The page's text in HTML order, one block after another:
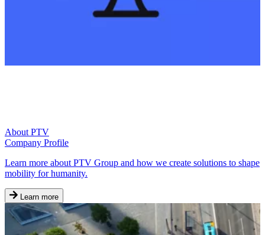
About PTV
Company Profile
Learn more about PTV Group and how we create solutions to shape
mobility for humanity.
Learn more